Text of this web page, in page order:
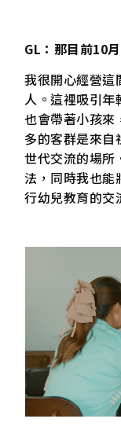
GL：那目前10
我很開心經營這
人。這裡吸引年
也會帶著小孩來
多的客群是來自
世代交流的場所
法，同時我也能
行幼兒教育的交